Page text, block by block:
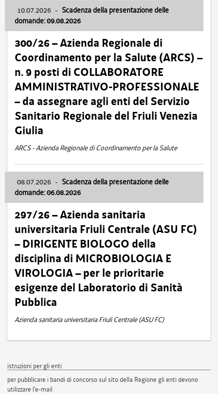
10.07.2026 - Scadenza della presentazione delle
domande: 09.08.2026
300/26 – Azienda Regionale di
Coordinamento per la Salute (ARCS) –
n. 9 posti di COLLABORATORE
AMMINISTRATIVO-PROFESSIONALE
– da assegnare agli enti del Servizio
Sanitario Regionale del Friuli Venezia
Giulia
ARCS - Azienda Regionale di Coordinamento per la Salute
08.07.2026 - Scadenza della presentazione delle
domande: 06.08.2026
297/26 – Azienda sanitaria
universitaria Friuli Centrale (ASU FC)
– DIRIGENTE BIOLOGO della
disciplina di MICROBIOLOGIA E
VIROLOGIA – per le prioritarie
esigenze del Laboratorio di Sanità
Pubblica
Azienda sanitaria universitaria Friuli Centrale (ASU FC)
istruzioni per gli enti
per pubblicare i bandi di concorso sul sito della Regione gli enti devono
utilizzare l'e-mail